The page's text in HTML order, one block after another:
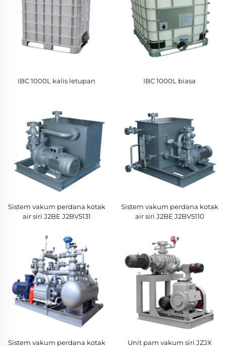
IBC 1000L kalis letupan IBC 1000L biasa
Sistem vakum perdana kotak
air siri J2BE J2BV5131
Sistem vakum perdana kotak
air siri J2BE J2BV5110
Sistem vakum perdana kotak
Unit pam vakum siri JZJX